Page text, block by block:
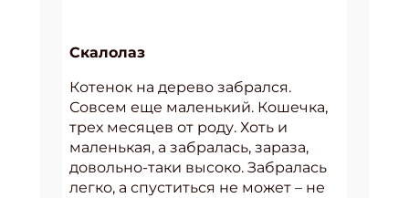
Скалолаз
Котенок на дерево забрался.
Совсем еще маленький. Кошечка,
трех месяцев от роду. Хоть и
маленькая, а забралась, зараза,
довольно-таки высоко. Забралась
легко, а спуститься не может – не